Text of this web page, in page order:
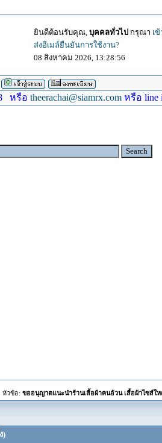
ยินดีต้อนรับคุณ, บุคคลทั่วไป กรุณา เ
ส่งอีเมล์ยืนยันการใช้งาน?
08 สิงหาคม 2026, 13:28:56
หรือtheerachai@siamrx.com หรือ line
วข้อ: ขออนุญาตแนะนำร้านเสื้อผ้าคนอ้วน เสื้อผ้าไซส์ใ
)